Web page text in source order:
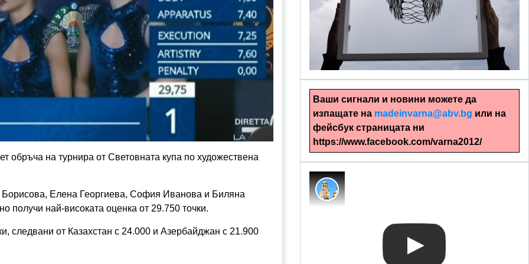
обръча на турнира от Световната купа по художествена
Елена Георгиева, София Иванова и Биляна
получи най-високата оценка от 29.750 точки.
следвани от Казахстан с 24.000 и Азербайджан с 21.900
alinapapercut.com
Ръчно изрязани картини
Ваши сигнали и новини можете да
изпащате на madeinvarna@abv.bg или на
фейсбук страницата ни
https://www.facebook.com/varna2012/